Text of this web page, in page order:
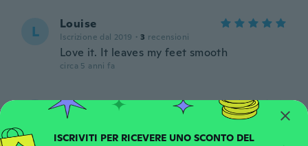
L Louise
Iscrizione dal 2019 · 3 recensioni
Love it. It leaves my feet smooth
circa 5 anni fa
Jackie
Works great